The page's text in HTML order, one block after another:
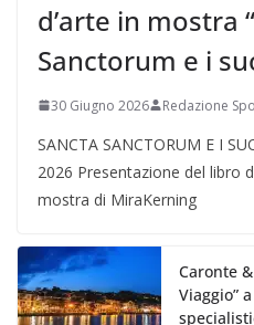
d’arte in mostra
Sanctorum e i
30 Giugno 2026 Redazione
SANCTA SANCTORUM E I
2026 Presentazione del libro
mostra di MiraKerning
Caronte
Viaggio”